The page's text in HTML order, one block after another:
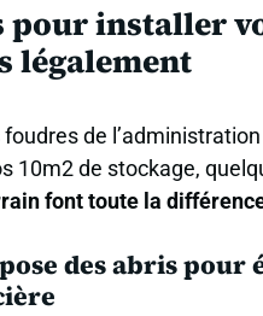
pour installer
légalement
de
10m2 de stockage,
font toute la
des abris pour